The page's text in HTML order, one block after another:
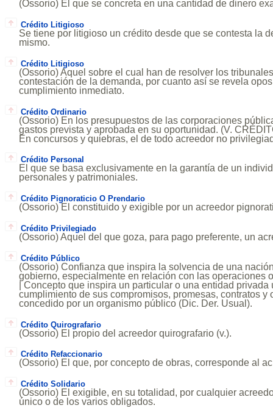
(Ossorio) El que se concreta en una cantidad de dinero
Crédito Litigioso
Se tiene por litigioso un crédito desde que se contesta la
mismo.
Crédito Litigioso
(Ossorio) Aquel sobre el cual han de resolver los
contestación de la demanda, por cuanto así se revela
cumplimiento inmediato.
Crédito Ordinario
(Ossorio) En los presupuestos de las corporaciones
gastos prevista y aprobada en su oportunidad. (V.
En concursos y quiebras, el de todo acreedor no
Crédito Personal
El que se basa exclusivamente en la garantía de un
personales y patrimoniales.
Crédito Pignoraticio O Prendario
(Ossorio) El constituido y exigible por un acreedor
Crédito Privilegiado
(Ossorio) Aquel del que goza, para pago preferente, un
Crédito Público
(Ossorio) Confianza que inspira la solvencia de una
gobierno, especialmente en relación con las operaciones
| Concepto que inspira un particular o una entidad
cumplimiento de sus compromisos, promesas, contratos y
concedido por un organismo público (Dic. Der. Usual).
Crédito Quirografario
(Ossorio) El propio del acreedor quirografario (v.).
Crédito Refaccionario
(Ossorio) El que, por concepto de obras, corresponde al
Crédito Solidario
(Ossorio) El exigible, en su totalidad, por cualquier
único o de los varios obligados.